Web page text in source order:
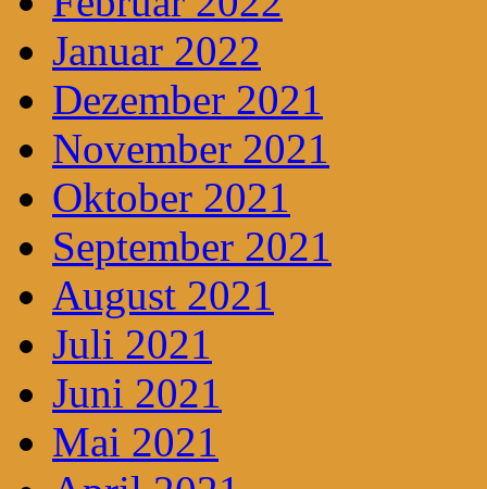
Januar 2022
Dezember 2021
November 2021
Oktober 2021
September 2021
August 2021
Juli 2021
Juni 2021
Mai 2021